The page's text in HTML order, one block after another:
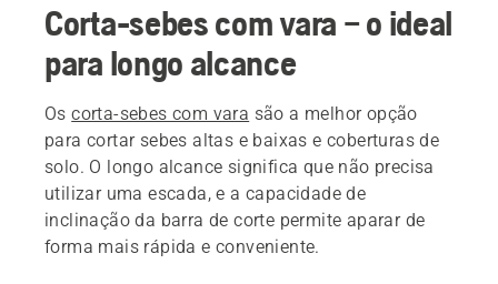
Corta-sebes com vara – o ideal
para longo alcance
Oscorta-sebes com vara são a melhor opção
para cortar sebes altas e baixas e coberturas de
solo. O longo alcance significa que não precisa
utilizar uma escada, e a capacidade de
inclinação da barra de corte permite aparar de
forma mais rápida e conveniente.